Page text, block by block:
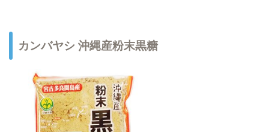
カンバヤシ 沖縄産粉末黒糖